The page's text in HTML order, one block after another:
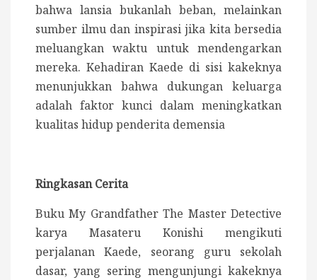
bahwa lansia bukanlah beban, melainkan
sumber ilmu dan inspirasi jika kita bersedia
meluangkan waktu untuk mendengarkan
mereka. Kehadiran Kaede di sisi kakeknya
menunjukkan bahwa dukungan keluarga
adalah faktor kunci dalam meningkatkan
kualitas hidup penderita demensia
Ringkasan Cerita
Buku My Grandfather The Master Detective
karya Masateru Konishi mengikuti
perjalanan Kaede, seorang guru sekolah
dasar, yang sering mengunjungi kakeknya